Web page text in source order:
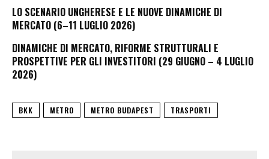
LO SCENARIO UNGHERESE E LE NUOVE DINAMICHE DI
MERCATO (6–11 LUGLIO 2026)
DINAMICHE DI MERCATO, RIFORME STRUTTURALI E
PROSPETTIVE PER GLI INVESTITORI (29 GIUGNO – 4 LUGLIO
2026)
BKK METRO METRO BUDAPEST TRASPORTI